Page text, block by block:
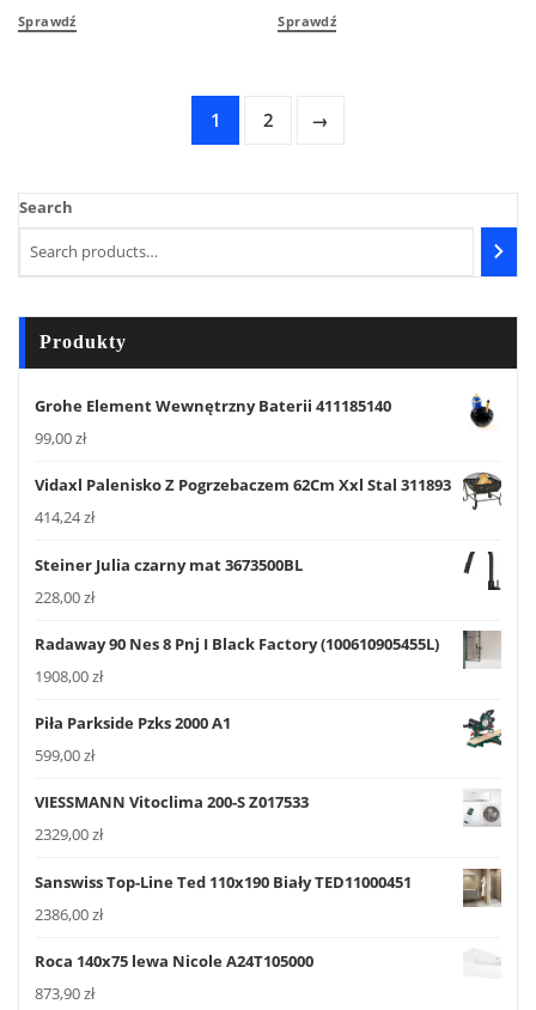
Sprawdź Sprawdź
1 2 →
Search
Produkty
Grohe Element Wewnętrzny Baterii 411185140
99,00zł
Vidaxl Palenisko Z Pogrzebaczem 62Cm Xxl Stal 311893
414,24zł
Steiner Julia czarny mat 3673500BL
228,00zł
Radaway 90 Nes 8 Pnj I Black Factory (100610905455L)
1908,00zł
Piła Parkside Pzks 2000 A1
599,00zł
VIESSMANN Vitoclima 200-S Z017533
2329,00zł
Sanswiss Top-Line Ted 110x190 Biały TED11000451
2386,00zł
Roca 140x75 lewa Nicole A24T105000
873,90zł